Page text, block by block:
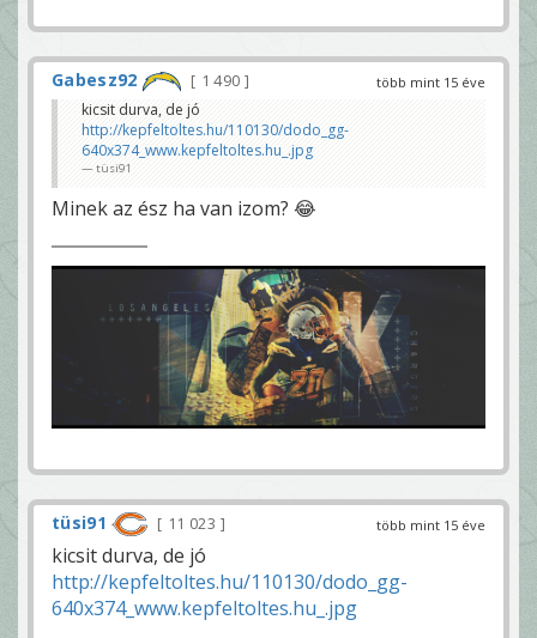
több mint 15 éve
Gabesz92
1 490
kicsit durva, de jó
http://kepfeltoltes.hu/110130/dodo_gg-
640x374_www.kepfeltoltes.hu_.jpg
tüsi91
Minek az ész ha van izom? 😂
több mint 15 éve
tüsi91 11 023
kicsit durva, de jó
http://kepfeltoltes.hu/110130/dodo_gg-
640x374_www.kepfeltoltes.hu_.jpg